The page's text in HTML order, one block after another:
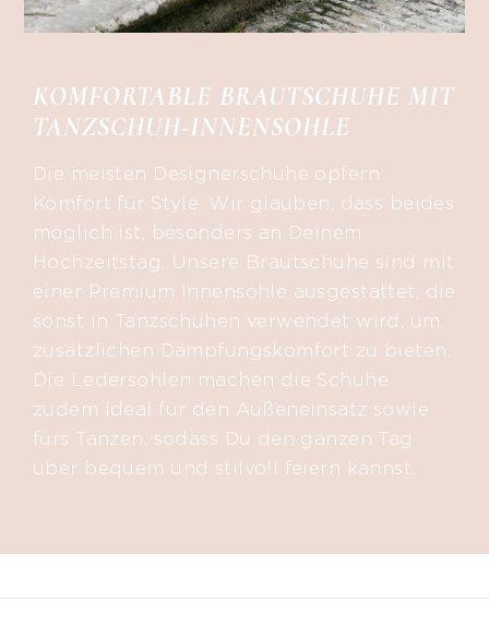
KOMFORTABLE BRAUTSCHUHE MIT
TANZSCHUH-INNENSOHLE
Die meisten Designerschuhe opfern
Komfort für Style. Wir glauben, dass beides
möglich ist, besonders an Deinem
Hochzeitstag. Unsere Brautschuhe sind mit
einer Premium Innensohle ausgestattet, die
sonst in Tanzschuhen verwendet wird, um
zusätzlichen Dämpfungskomfort zu bieten.
Die Ledersohlen machen die Schuhe
zudem ideal für den Außeneinsatz sowie
fürs Tanzen, sodass Du den ganzen Tag
über bequem und stilvoll feiern kannst.